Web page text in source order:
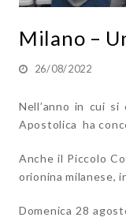
Milano –
26/08/2022
Nell’anno in cui
Apostolica ha
Anche il Piccolo
orionina milanese,
Domenica 28